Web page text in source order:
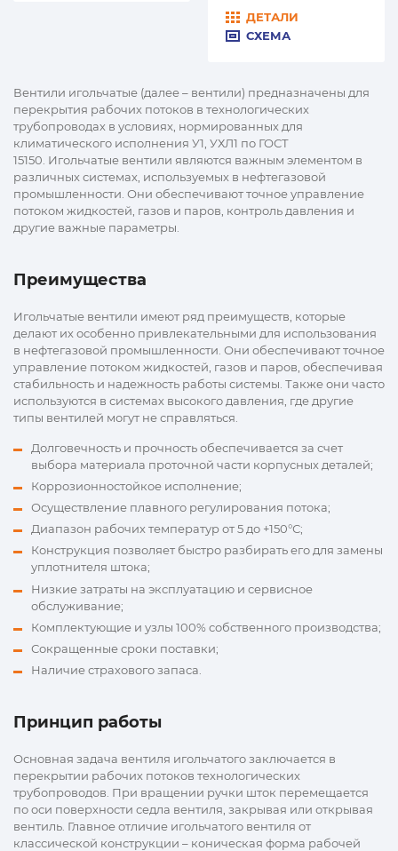
ДЕТАЛИ
СХЕМА
Вентили игольчатые (далее – вентили) предназначены для
перекрытия рабочих потоков в технологических
трубопроводах в условиях, нормированных для
климатического исполнения У1, УХЛ1 по ГОСТ
15150. Игольчатые вентили являются важным элементом в
различных системах, используемых в нефтегазовой
промышленности. Они обеспечивают точное управление
потоком жидкостей, газов и паров, контроль давления и
другие важные параметры.
Преимущества
Игольчатые вентили имеют ряд преимуществ, которые
делают их особенно привлекательными для использования
в нефтегазовой промышленности. Они обеспечивают точное
управление потоком жидкостей, газов и паров, обеспечивая
стабильность и надежность работы системы. Также они часто
используются в системах высокого давления, где другие
типы вентилей могут не справляться.
Долговечность и прочность обеспечивается за счет
выбора материала проточной части корпусных деталей;
Коррозионностойкое исполнение;
Осуществление плавного регулирования потока;
Диапазон рабочих температур от 5 до +150°С;
Конструкция позволяет быстро разбирать его для замены
уплотнителя штока;
Низкие затраты на эксплуатацию и сервисное
обслуживание;
Комплектующие и узлы 100% собственного производства;
Сокращенные сроки поставки;
Наличие страхового запаса.
Принцип работы
Основная задача вентиля игольчатого заключается в
перекрытии рабочих потоков технологических
трубопроводов. При вращении ручки шток перемещается
по оси поверхности седла вентиля, закрывая или открывая
вентиль. Главное отличие игольчатого вентиля от
классической конструкции – коническая форма рабочей